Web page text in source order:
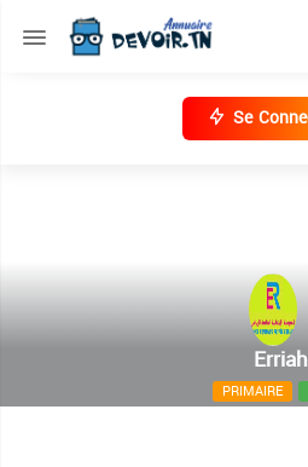
Se
PRIMAIRE
30 Avenue Habib